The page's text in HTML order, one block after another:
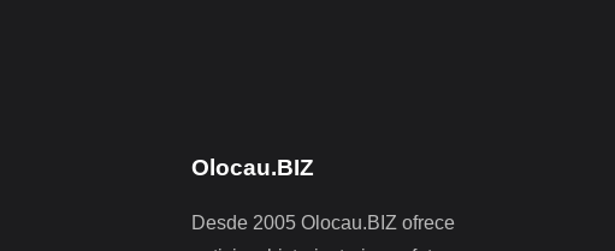
Olocau.BIZ
Desde 2005 Olocau.BIZ ofrece